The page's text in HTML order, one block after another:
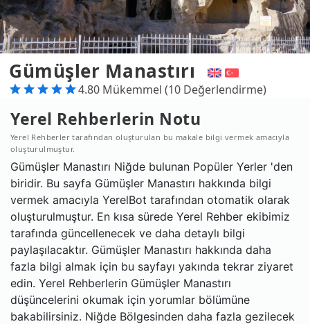
Gümüşler Manastırı
4.80 Mükemmel (10 Değerlendirme)
Yerel Rehberlerin Notu
Yerel Rehberler tarafından oluşturulan bu makale bilgi vermek amacıyla
oluşturulmuştur.
Gümüşler Manastırı Niğde bulunan Popüler Yerler 'den
biridir. Bu sayfa Gümüşler Manastırı hakkında bilgi
vermek amacıyla YerelBot tarafından otomatik olarak
oluşturulmuştur. En kısa sürede Yerel Rehber ekibimiz
tarafında güncellenecek ve daha detaylı bilgi
paylaşılacaktır. Gümüşler Manastırı hakkında daha
fazla bilgi almak için bu sayfayı yakında tekrar ziyaret
edin. Yerel Rehberlerin Gümüşler Manastırı
düşüncelerini okumak için yorumlar bölümüne
bakabilirsiniz. Niğde Bölgesinden daha fazla gezilecek